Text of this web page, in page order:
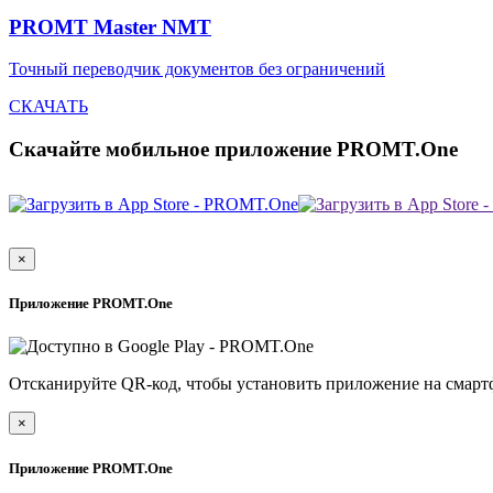
PROMT Master NMT
Точный переводчик документов без ограничений
СКАЧАТЬ
Скачайте мобильное приложение PROMT.One
×
Приложение PROMT.One
Отсканируйте QR-код, чтобы установить приложение на
×
Приложение PROMT.One